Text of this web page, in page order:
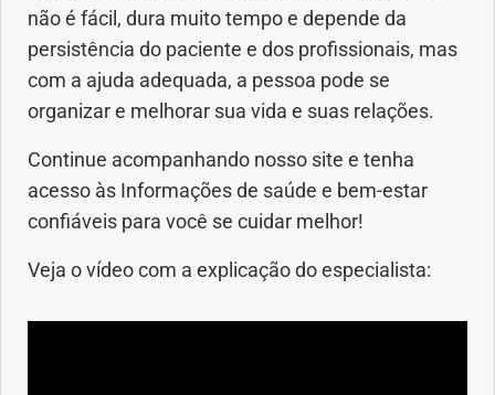
não é fácil, dura muito tempo e depende da
persistência do paciente e dos profissionais, mas
com a ajuda adequada, a pessoa pode se
organizar e melhorar sua vida e suas relações.
Continue acompanhando nosso site e tenha
acesso às Informações de saúde e bem-estar
confiáveis para você se cuidar melhor!
Veja o vídeo com a explicação do especialista: